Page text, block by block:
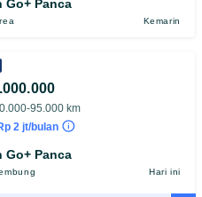
Go+ Panca
Kemarin
95.000 km
2 jt/bulan
Go+ Panca
Hari ini